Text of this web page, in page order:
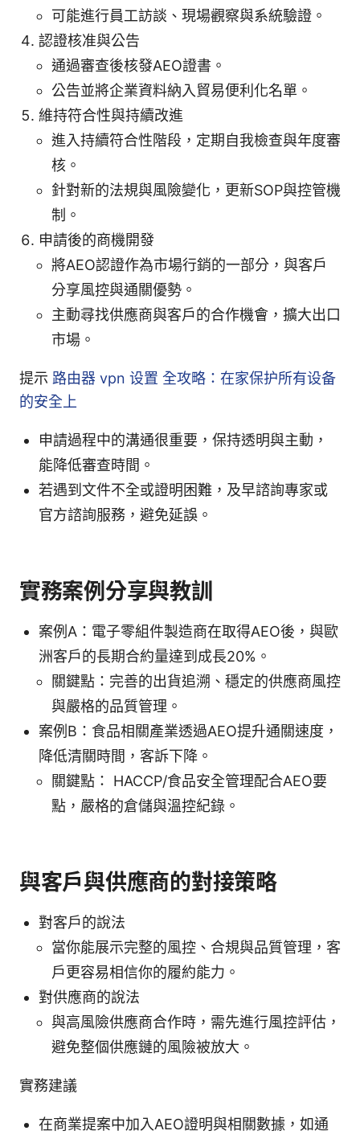
可能進行員工訪談、現場觀察與系統驗證。
認證核准與公告
通過審查後核發AEO證書。
公告並將企業資料納入貿易便利化名單。
維持符合性與持續改進
進入持續符合性階段，定期自我檢查與年度審
核。
針對新的法規與風險變化，更新SOP與控管機
制。
申請後的商機開發
將AEO認證作為市場行銷的一部分，與客戶
分享風控與通關優勢。
主動尋找供應商與客戶的合作機會，擴大出口
市場。
提示 路由器 vpn 设置 全攻略：在家保护所有设备
的安全上
申請過程中的溝通很重要，保持透明與主動，
能降低審查時間。
若遇到文件不全或證明困難，及早諮詢專家或
官方諮詢服務，避免延誤。
實務案例分享與教訓
案例A：電子零組件製造商在取得AEO後，與歐
洲客戶的長期合約量達到成長20%。
關鍵點：完善的出貨追溯、穩定的供應商風控
與嚴格的品質管理。
案例B：食品相關產業透過AEO提升通關速度，
降低清關時間，客訴下降。
關鍵點： HACCP/食品安全管理配合AEO要
點，嚴格的倉儲與溫控紀錄。
與客戶與供應商的對接策略
對客戶的說法
當你能展示完整的風控、合規與品質管理，客
戶更容易相信你的履約能力。
對供應商的說法
與高風險供應商合作時，需先進行風控評估，
避免整個供應鏈的風險被放大。
實務建議
在商業提案中加入AEO證明與相關數據，如通